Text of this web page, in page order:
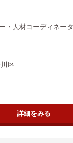
・人材コーディネータ
区
詳細をみる